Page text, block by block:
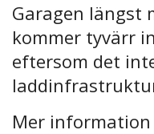
Garagen längst
kommer tyvärr
eftersom det
Mer